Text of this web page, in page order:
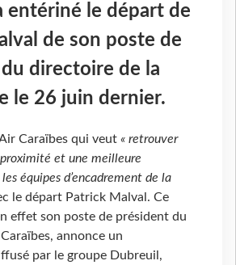
entériné le départ de
de son poste de
directoire de la
le 26 juin dernier.
Caraïbes qui veut « retrouver
et une meilleure
équipes d’encadrement de la
le départ Patrick Malval. Ce
effet son poste de président du
annonce un
par le groupe Dubreuil,